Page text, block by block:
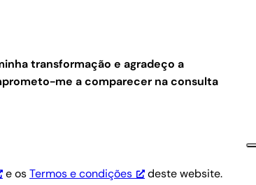
transformação e agradeço a
me a comparecer na consulta
e osTermos e condições deste website.